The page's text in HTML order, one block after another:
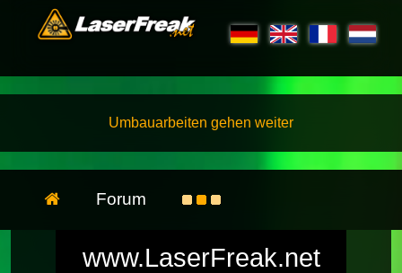
Umbauarbeiten gehen weiter
Forum
www.LaserFreak.net